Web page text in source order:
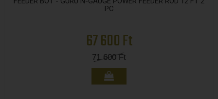
PC
67 600 Ft
71 600Ft